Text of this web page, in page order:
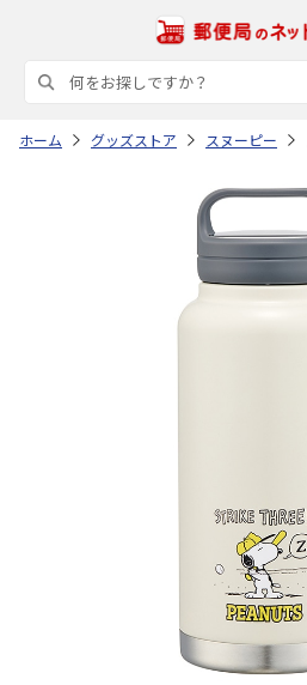
ホーム グッズストア スヌーピー